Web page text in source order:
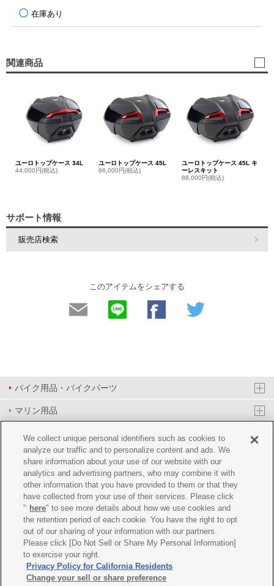
在庫あり
関連商品
ユーロトップケース 34L
44,000円(税込)
ユーロトップケース 45L
66,000円(税込)
ユーロトップケース 45L キ
ーレスキット
88,000円(税込)
サポート情報
販売店検索
このアイテムをシェアする
バイク用品・バイクパーツ
マリン用品
PAS/YPJ用品
その他用品
イベント&エンターテイメント
オンラインショップ
企業情報
ご利用規約 推薦環境 プライバシーポリシー Cookie ポリシー
We collect unique personal identifiers such as cookies to
analyze our traffic and to personalize content and ads. We
share information about your use of our website with our
analytics and advertising partners, who may combine it with
other information that you have provided to them or that they
have collected from your use of their services. Please click
" here" to see more details about how we use cookies and
the retention period of each cookie. You have the right to opt
out of our sharing of your information with our partners.
Please click [Do Not Sell or Share My Personal Information]
to exercise your right.
Privacy Policy for California Residents
Change your sell or share preference